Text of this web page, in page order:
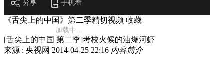
分享 手机看
《舌尖上的中国》第二季精切视频 收藏
加载中...
[舌尖上的中国 第二季]考校火候的油爆河虾
来源 : 央视网 2014-04-25 22:16 内容简介